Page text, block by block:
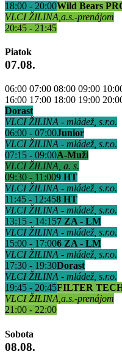
18:00 - 20:00Wild Bears
VLCI ŽILINA,a.s.-prenájom
20:45 - 21:45
Piatok
07.08.
06:00 07:00 08:00 09:00
16:00 17:00 18:00 19:00
Dorast
VLCI ŽILINA - mládež, s.r.o.
06:00 - 07:00Junior
VLCI ŽILINA - mládež, s.r.o.
07:15 - 09:00A-Muži
VLCI ŽILINA, a. s.
09:30 - 11:009 HT
VLCI ŽILINA - mládež, s.r.o.
11:45 - 12:458 HT
VLCI ŽILINA - mládež, s.r.o.
13:15 - 14:157 ZA - LM
VLCI ŽILINA - mládež, s.r.o.
15:00 - 17:006 ZA - LM
VLCI ŽILINA - mládež, s.r.o.
17:30 - 19:30Dorast
VLCI ŽILINA - mládež, s.r.o.
19:45 - 20:45FILTER
VLCI ŽILINA,a.s.-prenájom
21:00 - 22:00
Sobota
08.08.